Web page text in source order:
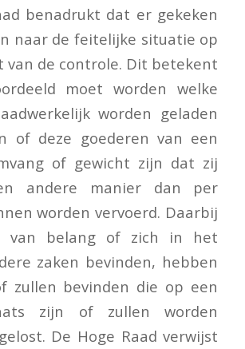
benadrukt dat er gekeken
naar de feitelijke situatie op
van de controle. Dit betekent
moet worden welke
worden geladen
of deze goederen van een
of gewicht zijn dat zij
andere manier dan per
worden vervoerd. Daarbij
van belang of zich in het
zaken bevinden, hebben
zullen bevinden die op een
zijn of zullen worden
De Hoge Raad verwijst